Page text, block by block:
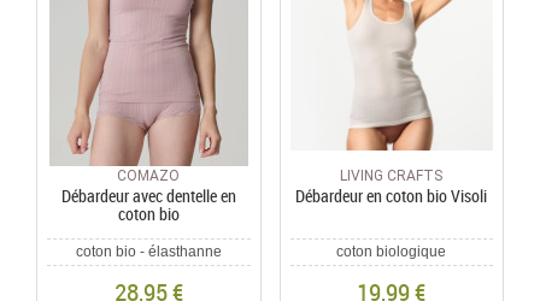
COMAZO
Débardeur avec dentelle en
coton bio
coton bio - élasthanne
28,95 €
LIVING CRAFTS
Débardeur en coton bio Visoli
coton biologique
19,99 €